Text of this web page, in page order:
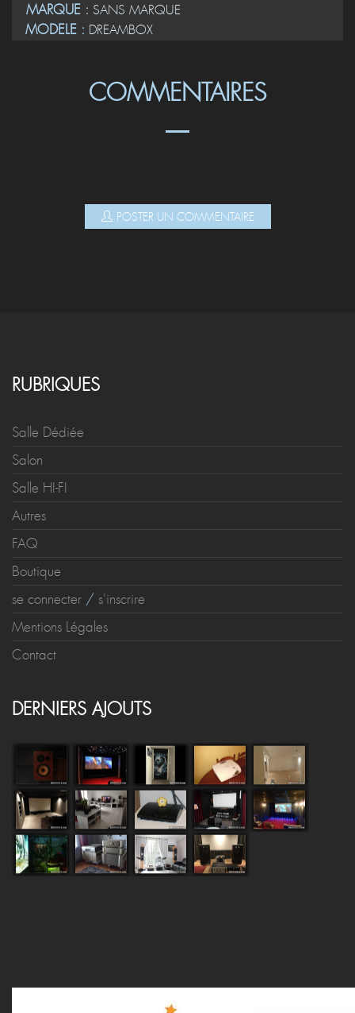
MARQUE : SANS MARQUE
MODELE : DREAMBOX
COMMENTAIRES
POSTER UN COMMENTAIRE
RUBRIQUES
Salle Dédiée
Salon
Salle HI-FI
Autres
FAQ
Boutique
se connecter / s'inscrire
Mentions Légales
Contact
DERNIERS AJOUTS